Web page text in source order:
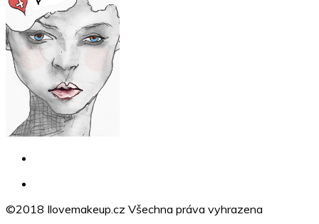
©2018 Ilovemakeup.cz Všechna práva vyhrazena